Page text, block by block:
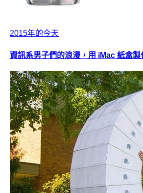
2015年的今天
資訊系男子們的浪漫，用 iMac 紙盒製